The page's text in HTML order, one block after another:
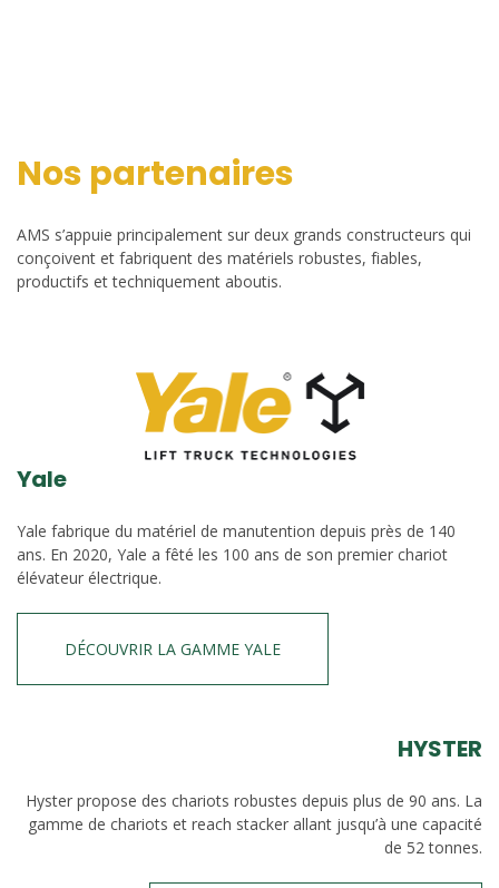
Nos partenaires
AMS s’appuie principalement sur deux grands constructeurs qui
conçoivent et fabriquent des matériels robustes, fiables,
productifs et techniquement aboutis.
Yale
Yale fabrique du matériel de manutention depuis près de 140
ans. En 2020, Yale a fêté les 100 ans de son premier chariot
élévateur électrique.
DÉCOUVRIR LA GAMME YALE
HYSTER
Hyster propose des chariots robustes depuis plus de 90 ans. La
gamme de chariots et reach stacker allant jusqu’à une capacité
de 52 tonnes.